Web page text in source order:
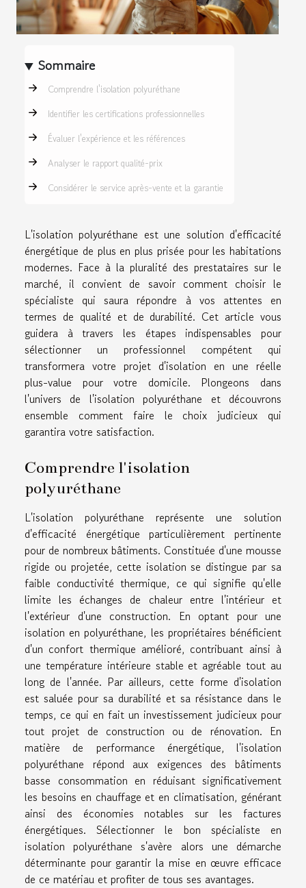
Sommaire
Comprendre l'isolation polyuréthane
Identifier les certifications professionnelles
Évaluer l'expérience et les références
Analyser le rapport qualité-prix
Considérer le service après-vente et la garantie
L'isolation polyuréthane est une solution d'efficacité
énergétique de plus en plus prisée pour les habitations
modernes. Face à la pluralité des prestataires sur le
marché, il convient de savoir comment choisir le
spécialiste qui saura répondre à vos attentes en
termes de qualité et de durabilité. Cet article vous
guidera à travers les étapes indispensables pour
sélectionner un professionnel compétent qui
transformera votre projet d'isolation en une réelle
plus-value pour votre domicile. Plongeons dans
l'univers de l'isolation polyuréthane et découvrons
ensemble comment faire le choix judicieux qui
garantira votre satisfaction.
Comprendre l'isolation
polyuréthane
L'isolation polyuréthane représente une solution
d'efficacité énergétique particulièrement pertinente
pour de nombreux bâtiments. Constituée d'une mousse
rigide ou projetée, cette isolation se distingue par sa
faible conductivité thermique, ce qui signifie qu'elle
limite les échanges de chaleur entre l'intérieur et
l'extérieur d'une construction. En optant pour une
isolation en polyuréthane, les propriétaires bénéficient
d'un confort thermique amélioré, contribuant ainsi à
une température intérieure stable et agréable tout au
long de l'année. Par ailleurs, cette forme d'isolation
est saluée pour sa durabilité et sa résistance dans le
temps, ce qui en fait un investissement judicieux pour
tout projet de construction ou de rénovation. En
matière de performance énergétique, l'isolation
polyuréthane répond aux exigences des bâtiments
basse consommation en réduisant significativement
les besoins en chauffage et en climatisation, générant
ainsi des économies notables sur les factures
énergétiques. Sélectionner le bon spécialiste en
isolation polyuréthane s'avère alors une démarche
déterminante pour garantir la mise en œuvre efficace
de ce matériau et profiter de tous ses avantages.